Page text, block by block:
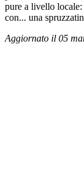
pure a livello
con... una
Aggiornato il 05